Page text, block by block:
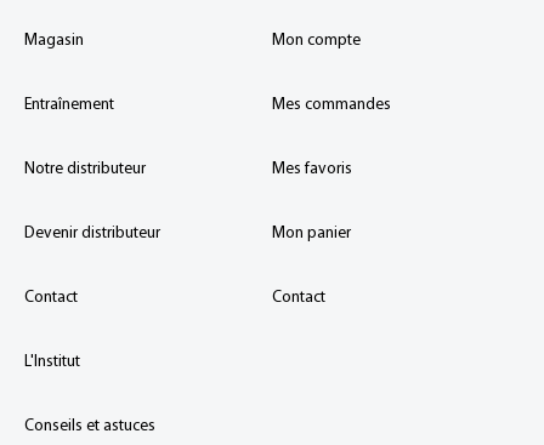
Magasin
Entraînement
Notre distributeur
Devenir distributeur
Contact
L'Institut
Conseils et astuces
Mon compte
Mes commandes
Mes favoris
Mon panier
Contact